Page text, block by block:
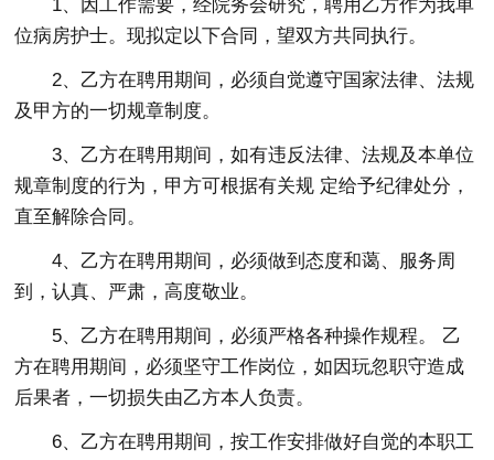
1、因工作需要，经院务会研究，聘用乙方作为我单
位病房护士。现拟定以下合同，望双方共同执行。
2、乙方在聘用期间，必须自觉遵守国家法律、法规
及甲方的一切规章制度。
3、乙方在聘用期间，如有违反法律、法规及本单位
规章制度的行为，甲方可根据有关规 定给予纪律处分，
直至解除合同。
4、乙方在聘用期间，必须做到态度和蔼、服务周
到，认真、严肃，高度敬业。
5、乙方在聘用期间，必须严格各种操作规程。 乙
方在聘用期间，必须坚守工作岗位，如因玩忽职守造成
后果者，一切损失由乙方本人负责。
6、乙方在聘用期间，按工作安排做好自觉的本职工